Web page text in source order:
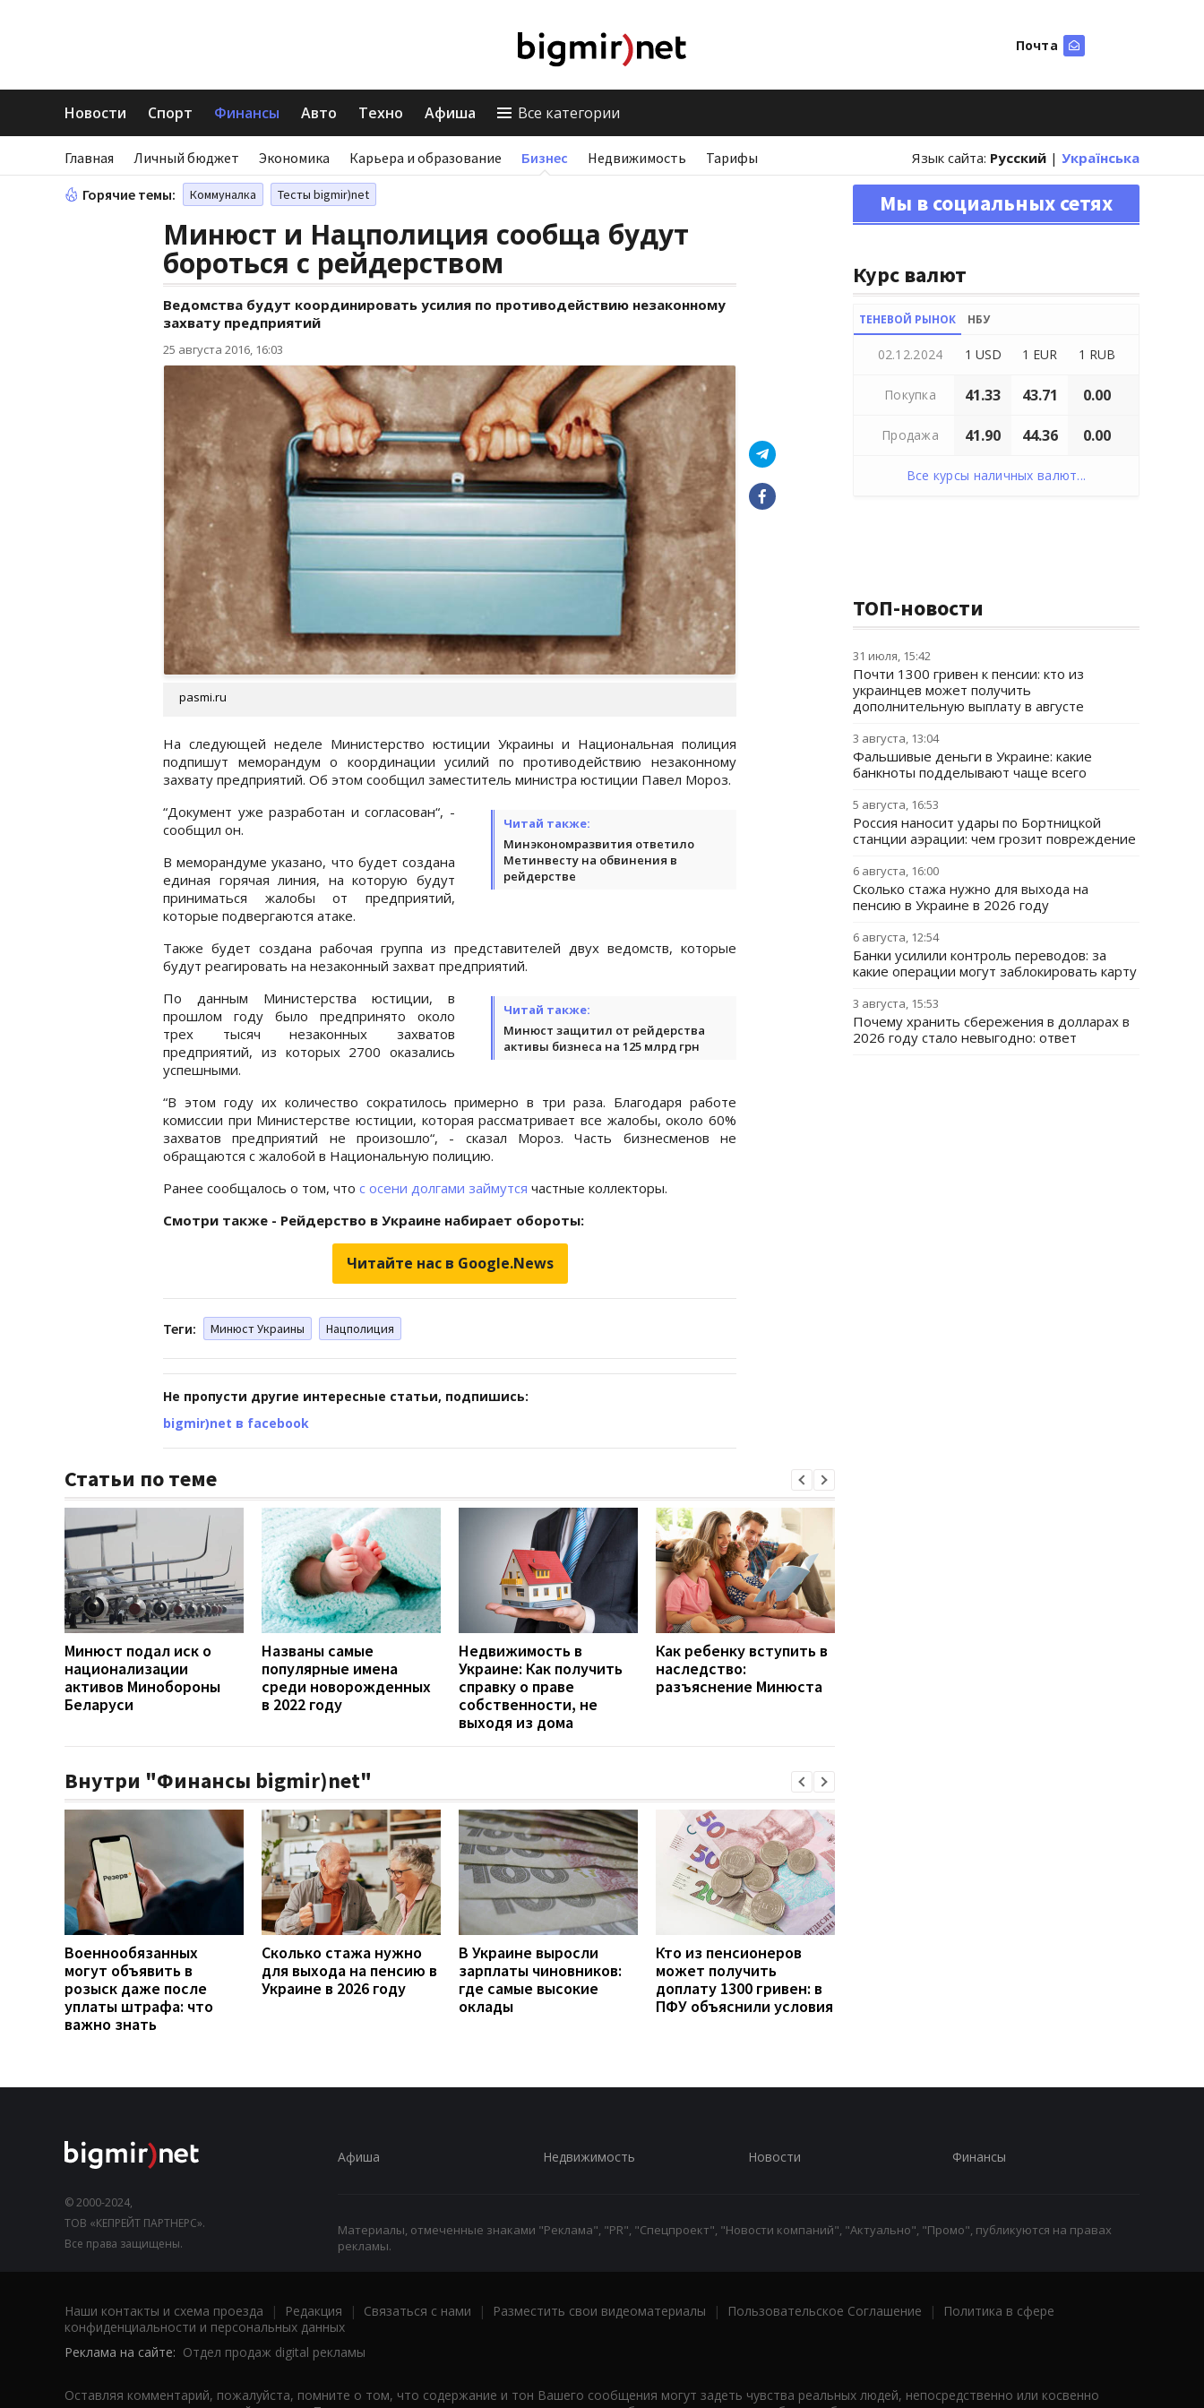
Почта
Новости Спорт Финансы Авто Техно Афиша Все категории
Главная Личный бюджет Экономика Карьера и образование Бизнес Недвижимость Тарифы Язык сайта: Русский | Українська
Горячие темы: Коммуналка Тесты bigmir)net
Минюст и Нацполиция сообща будут
бороться с рейдерством
Ведомства будут координировать усилия по противодействию незаконному
захвату предприятий
25 августа 2016, 16:03
pasmi.ru
На следующей неделе Министерство юстиции Украины и Национальная полиция
подпишут меморандум о координации усилий по противодействию незаконному
захвату предприятий. Об этом сообщил заместитель министра юстиции Павел Мороз.
Читай также:
Минэкономразвития ответило
Метинвесту на обвинения в
рейдерстве
“Документ уже разработан и согласован“, -
сообщил он.
В меморандуме указано, что будет создана
единая горячая линия, на которую будут
приниматься жалобы от предприятий,
которые подвергаются атаке.
Также будет создана рабочая группа из представителей двух ведомств, которые
будут реагировать на незаконный захват предприятий.
Читай также:
Минюст защитил от рейдерства
активы бизнеса на 125 млрд грн
По данным Министерства юстиции, в
прошлом году было предпринято около
трех тысяч незаконных захватов
предприятий, из которых 2700 оказались
успешными.
“В этом году их количество сократилось примерно в три раза. Благодаря работе
комиссии при Министерстве юстиции, которая рассматривает все жалобы, около 60%
захватов предприятий не произошло“, - сказал Мороз. Часть бизнесменов не
обращаются с жалобой в Национальную полицию.
Ранее сообщалось о том, что с осени долгами займутся частные коллекторы.
Смотри также - Рейдерство в Украине набирает обороты:
Читайте нас в Google.News
Теги: Минюст Украины Нацполиция
Не пропусти другие интересные статьи, подпишись:
bigmir)net в facebook
Статьи по теме
Минюст подал иск о
национализации
активов Минобороны
Беларуси
Названы самые
популярные имена
среди новорожденных
в 2022 году
Недвижимость в
Украине: Как получить
справку о праве
собственности, не
выходя из дома
Как ребенку вступить в
наследство:
разъяснение Минюста
Внутри "Финансы bigmir)net"
Военнообязанных
могут объявить в
розыск даже после
уплаты штрафа: что
важно знать
Сколько стажа нужно
для выхода на пенсию в
Украине в 2026 году
В Украине выросли
зарплаты чиновников:
где самые высокие
оклады
Кто из пенсионеров
может получить
доплату 1300 гривен: в
ПФУ объяснили условия
Мы в социальных сетях
Курс валют
ТЕНЕВОЙ РЫНОК НБУ
02.12.2024 1 USD 1 EUR 1 RUB
Покупка 41.33 43.71 0.00
Продажа 41.90 44.36 0.00
Все курсы наличных валют...
ТОП-новости
31 июля, 15:42
Почти 1300 гривен к пенсии: кто из
украинцев может получить
дополнительную выплату в августе
3 августа, 13:04
Фальшивые деньги в Украине: какие
банкноты подделывают чаще всего
5 августа, 16:53
Россия наносит удары по Бортницкой
станции аэрации: чем грозит повреждение
6 августа, 16:00
Сколько стажа нужно для выхода на
пенсию в Украине в 2026 году
6 августа, 12:54
Банки усилили контроль переводов: за
какие операции могут заблокировать карту
3 августа, 15:53
Почему хранить сбережения в долларах в
2026 году стало невыгодно: ответ
© 2000-2024,
ТОВ «КЕПРЕЙТ ПАРТНЕРС».
Все права защищены.
Афиша Недвижимость Новости Финансы
Материалы, отмеченные знаками "Реклама", "PR", "Спецпроект", "Новости компаний", "Актуально", "Промо", публикуются на правах
рекламы.
Наши контакты и схема проезда | Редакция | Связаться с нами | Разместить свои видеоматериалы | Пользовательское Соглашение |
Политика в сфере
конфиденциальности и персональных данных
Реклама на сайте: Отдел продаж digital рекламы
Оставляя комментарий, пожалуйста, помните о том, что содержание и тон Вашего сообщения могут задеть чувства реальных людей, непосредственно или косвенно